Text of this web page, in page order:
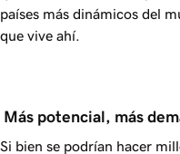
países más dinámicos del
que vive ahí.
Más potencial, más
Si bien se podrían hacer